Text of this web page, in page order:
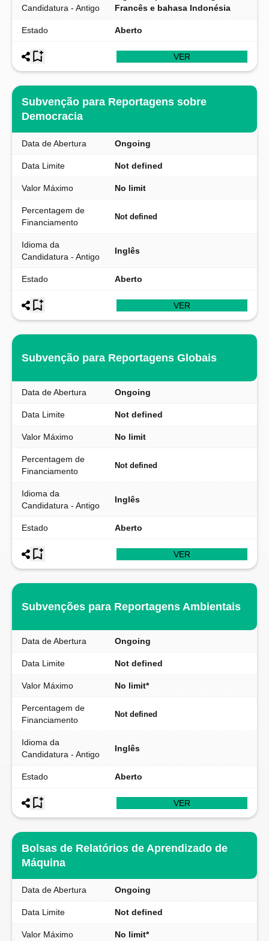
Candidatura - Antigo
Francês e bahasa Indonésia
Estado Aberto
VER
Subvenção para Reportagens sobre
Democracia
Data de Abertura Ongoing
Data Limite Not defined
Valor Máximo No limit
Percentagem de
Financiamento
Not defined
Idioma da
Candidatura - Antigo
Inglês
Estado Aberto
VER
Subvenção para Reportagens Globais
Data de Abertura Ongoing
Data Limite Not defined
Valor Máximo No limit
Percentagem de
Financiamento
Not defined
Idioma da
Candidatura - Antigo
Inglês
Estado Aberto
VER
Subvenções para Reportagens Ambientais
Data de Abertura Ongoing
Data Limite Not defined
Valor Máximo No limit*
Percentagem de
Financiamento
Not defined
Idioma da
Candidatura - Antigo
Inglês
Estado Aberto
VER
Bolsas de Relatórios de Aprendizado de
Máquina
Data de Abertura Ongoing
Data Limite Not defined
Valor Máximo No limit*